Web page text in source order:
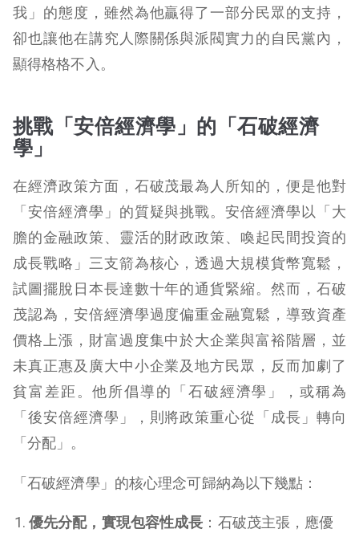
我」的態度，雖然為他贏得了一部分民眾的支持，
卻也讓他在講究人際關係與派閥實力的自民黨內，
顯得格格不入。
挑戰「安倍經濟學」的「石破經濟
學」
在經濟政策方面，石破茂最為人所知的，便是他對
「安倍經濟學」的質疑與挑戰。安倍經濟學以「大
膽的金融政策、靈活的財政政策、喚起民間投資的
成長戰略」三支箭為核心，透過大規模貨幣寬鬆，
試圖擺脫日本長達數十年的通貨緊縮。然而，石破
茂認為，安倍經濟學過度偏重金融寬鬆，導致資產
價格上漲，財富過度集中於大企業與富裕階層，並
未真正惠及廣大中小企業及地方民眾，反而加劇了
貧富差距。他所倡導的「石破經濟學」，或稱為
「後安倍經濟學」，則將政策重心從「成長」轉向
「分配」。
「石破經濟學」的核心理念可歸納為以下幾點：
優先分配，實現包容性成長 ：石破茂主張，應優